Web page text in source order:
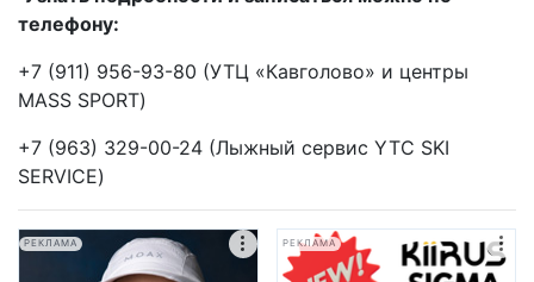
телефону:
+7 (911) 956-93-80‬ (УТЦ «Кавголово» и центры
MASS SPORT)‬‬
+7 (963) 329-00-24‬ (Лыжный сервис YTC SKI
SERVICE)‬‬
РЕКЛАМА РЕКЛАМА